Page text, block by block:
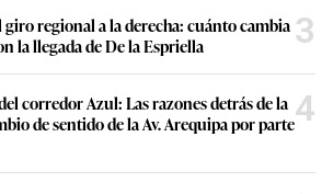
giro regional a la derecha: cuánto cambia
la llegada de De la Espriella
3
corredor Azul: Las razones detrás de la
de sentido de la Av. Arequipa por parte4